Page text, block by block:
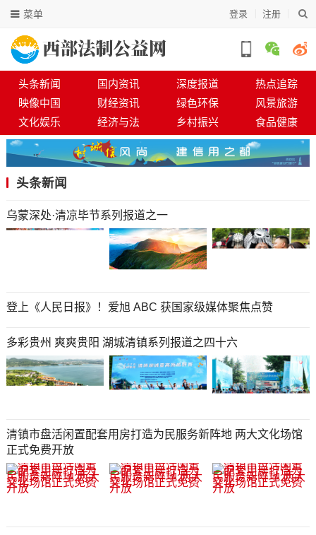
登录 注册
菜单
头条新闻 国内资讯 深度报道
热点追踪
映像中国
财经资讯 绿色环保
风景旅游
文化娱乐
经济与法 乡村振兴 食品健康
头条新闻
乌蒙深处·清凉毕节系列报道之一
登上《人民日报》！爱旭 ABC 获国家级媒体聚焦点赞
多彩贵州 爽爽贵阳 湖城清镇系列报道之四十六
清镇市盘活闲置配套用房打造为民服务新阵地 两大文化场馆
正式免费开放